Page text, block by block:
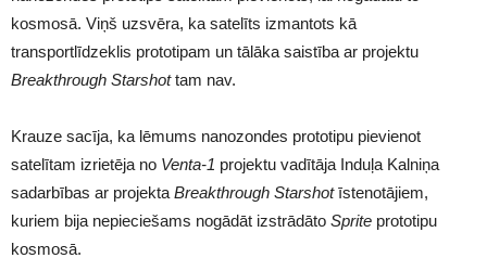
kosmosā. Viņš uzsvēra, ka satelīts izmantots kā
transportlīdzeklis prototipam un tālāka saistība ar projektu
Breakthrough Starshottam nav.
Krauze sacīja, ka lēmums nanozondes prototipu pievienot
satelītam izrietēja no Venta-1 projektu vadītāja Induļa Kalniņa
sadarbības ar projekta Breakthrough Starshotīstenotājiem,
kuriem bija nepieciešams nogādāt izstrādāto Sprite prototipu
kosmosā.